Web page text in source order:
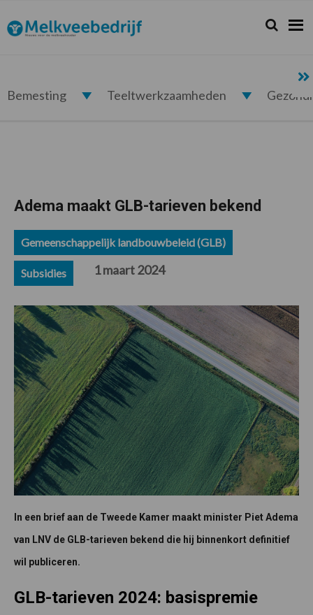
de
hoofdnavigatie
de
hoofd
de
eerste
de
voettekst
Melkveebedrijf.nl Zoeken...
Zoek
Bemesting Teeltwerkzaamheden
Adema maakt GLB-tarieven bekend
Gemeenschappelijk landbouwbeleid (GLB)
Subsidies 1 maart 2024
In een brief aan de Tweede Kamer maakt minister Piet Adema
van LNV de GLB-tarieven bekend die hij binnenkort definitief
wil publiceren.
GLB-tarieven 2024: basispremie